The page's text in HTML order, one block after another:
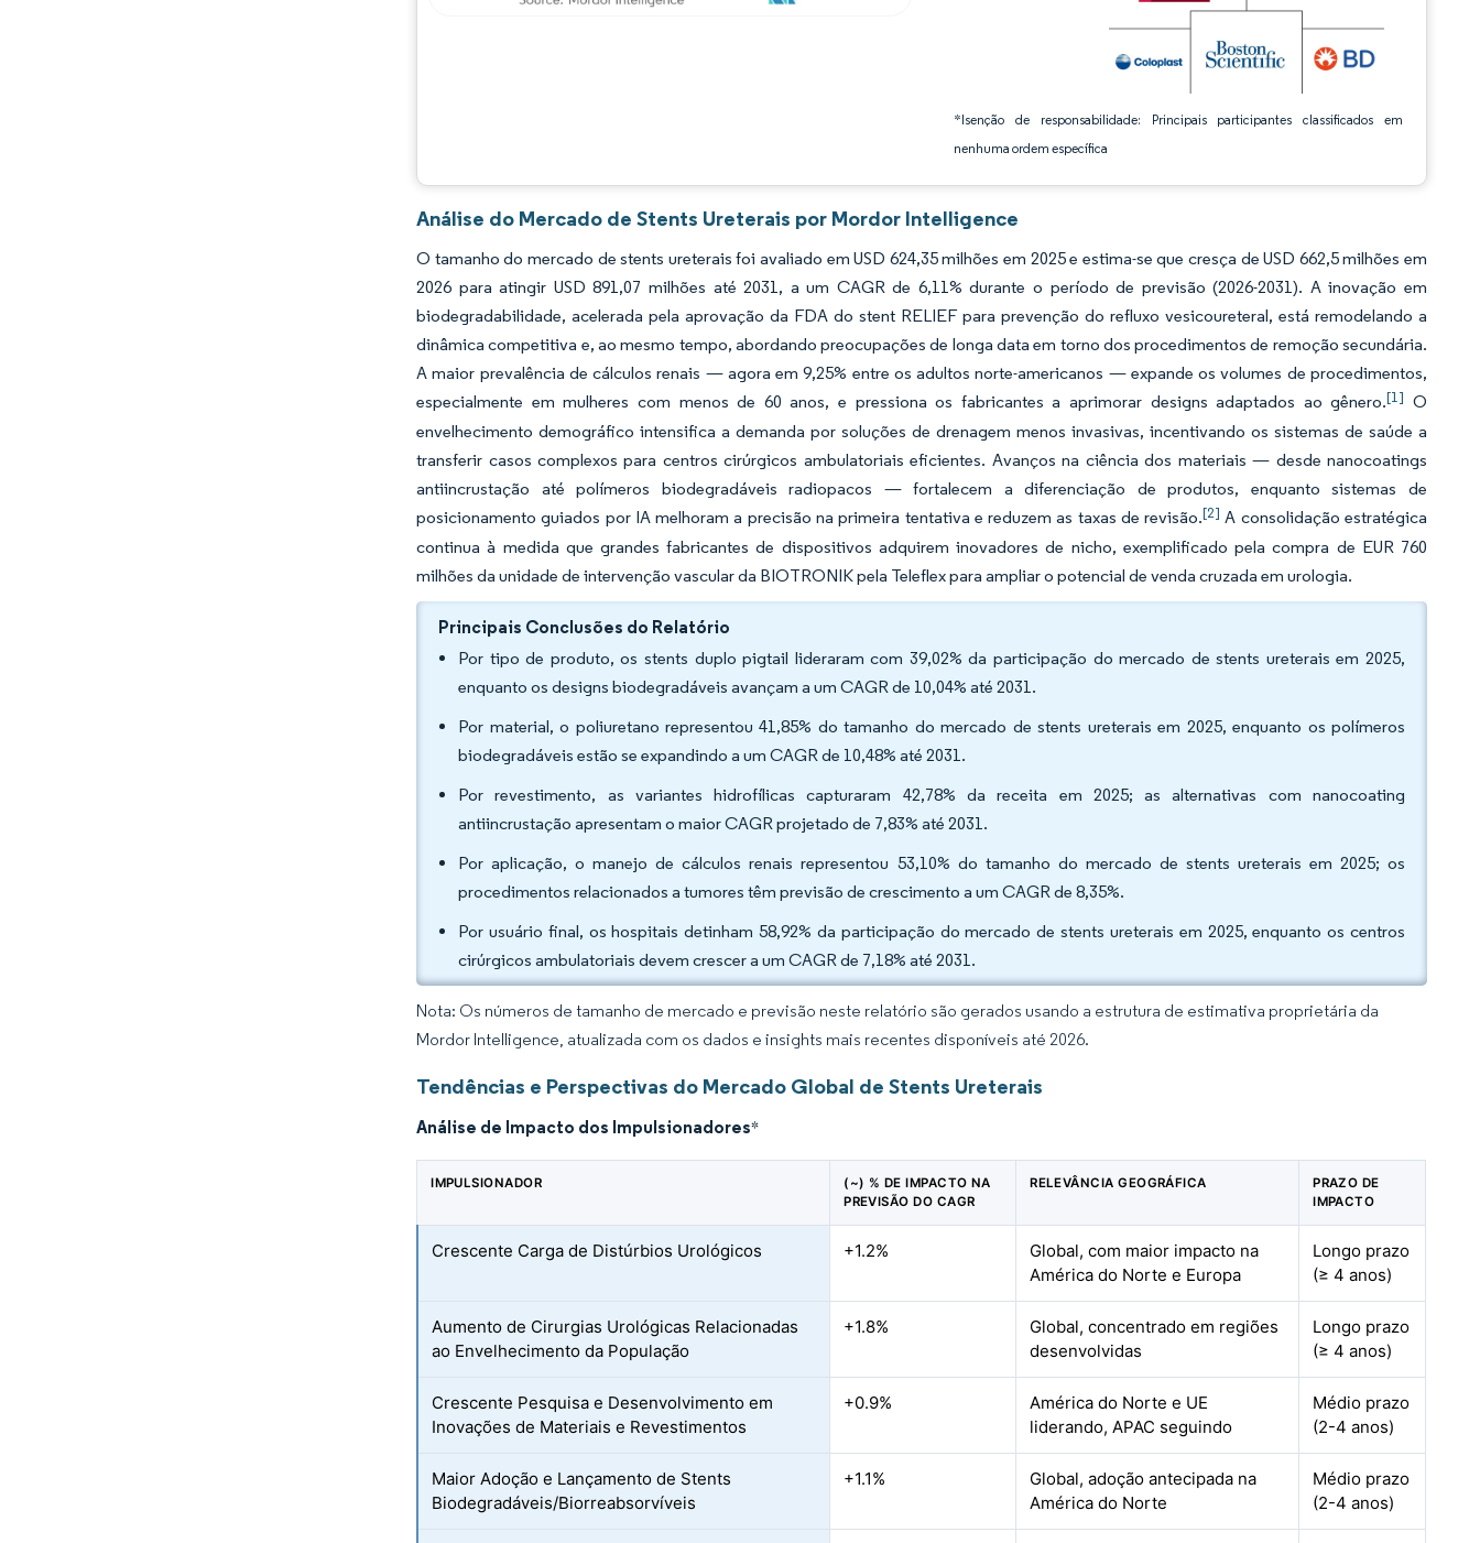
*Isenção de responsabilidade: Principais participantes classificados em
nenhuma ordem específica
Análise do Mercado de Stents Ureterais por Mordor Intelligence
O tamanho do mercado de stents ureterais foi avaliado em USD 624,35 milhões em 2025 e estima-se que cresça de USD 662,5 milhões em
2026 para atingir USD 891,07 milhões até 2031, a um CAGR de 6,11% durante o período de previsão (2026-2031). A inovação em
biodegradabilidade, acelerada pela aprovação da FDA do stent RELIEF para prevenção do refluxo vesicoureteral, está remodelando a
dinâmica competitiva e, ao mesmo tempo, abordando preocupações de longa data em torno dos procedimentos de remoção secundária.
A maior prevalência de cálculos renais — agora em 9,25% entre os adultos norte-americanos — expande os volumes de procedimentos,
especialmente em mulheres com menos de 60 anos, e pressiona os fabricantes a aprimorar designs adaptados ao gênero.[1] O
envelhecimento demográfico intensifica a demanda por soluções de drenagem menos invasivas, incentivando os sistemas de saúde a
transferir casos complexos para centros cirúrgicos ambulatoriais eficientes. Avanços na ciência dos materiais — desde nanocoatings
antiincrustação até polímeros biodegradáveis radiopacos — fortalecem a diferenciação de produtos, enquanto sistemas de
posicionamento guiados por IA melhoram a precisão na primeira tentativa e reduzem as taxas de revisão.[2] A consolidação estratégica
continua à medida que grandes fabricantes de dispositivos adquirem inovadores de nicho, exemplificado pela compra de EUR 760
milhões da unidade de intervenção vascular da BIOTRONIK pela Teleflex para ampliar o potencial de venda cruzada em urologia.
Principais Conclusões do Relatório
Por tipo de produto, os stents duplo pigtail lideraram com 39,02% da participação do mercado de stents ureterais em 2025,
enquanto os designs biodegradáveis avançam a um CAGR de 10,04% até 2031.
Por material, o poliuretano representou 41,85% do tamanho do mercado de stents ureterais em 2025, enquanto os polímeros
biodegradáveis estão se expandindo a um CAGR de 10,48% até 2031.
Por revestimento, as variantes hidrofílicas capturaram 42,78% da receita em 2025; as alternativas com nanocoating
antiincrustação apresentam o maior CAGR projetado de 7,83% até 2031.
Por aplicação, o manejo de cálculos renais representou 53,10% do tamanho do mercado de stents ureterais em 2025; os
procedimentos relacionados a tumores têm previsão de crescimento a um CAGR de 8,35%.
Por usuário final, os hospitais detinham 58,92% da participação do mercado de stents ureterais em 2025, enquanto os centros
cirúrgicos ambulatoriais devem crescer a um CAGR de 7,18% até 2031.
Nota: Os números de tamanho de mercado e previsão neste relatório são gerados usando a estrutura de estimativa proprietária da
Mordor Intelligence, atualizada com os dados e insights mais recentes disponíveis até 2026.
Tendências e Perspectivas do Mercado Global de Stents Ureterais
Análise de Impacto dos Impulsionadores*
IMPULSIONADOR
(~) % DE IMPACTO NA
PREVISÃO DO CAGR
RELEVÂNCIA GEOGRÁFICA
PRAZO DE
IMPACTO
Crescente Carga de Distúrbios Urológicos +1.2%
Global, com maior impacto na
América do Norte e Europa
Longo prazo
(≥ 4 anos)
Aumento de Cirurgias Urológicas Relacionadas
ao Envelhecimento da População
+1.8%
Global, concentrado em regiões
desenvolvidas
Longo prazo
(≥ 4 anos)
Crescente Pesquisa e Desenvolvimento em
Inovações de Materiais e Revestimentos
+0.9%
América do Norte e UE
liderando, APAC seguindo
Médio prazo
(2-4 anos)
Maior Adoção e Lançamento de Stents
Biodegradáveis/Biorreabsorvíveis
+1.1%
Global, adoção antecipada na
América do Norte
Médio prazo
(2-4 anos)